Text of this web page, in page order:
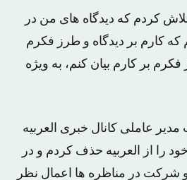
کردم که دیدگاه های من در
کارم بر دیدگاه و طرز فکرم
فکرم بر کارم بیان کنم، به ویژه
عاملی کانال خبری العربیه
را از العربیه حذف کردم و در
شرکت در مناظره ها اعمال نظر